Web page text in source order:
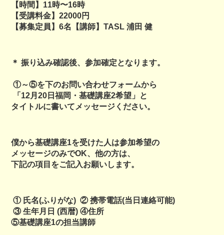
【時間】11時〜16時
【受講料金】22000円
【募集定員】6名【講師】TASL 浦田 健
＊ 振り込み確認後、参加確定となります。
①～⑤を下のお問い合わせフォームから
「12月20日福岡・基礎講座2希望」と
タイトルに書いてメッセージください。
僕から基礎講座1を受けた人は参加希望の
メッセージのみでOK、他の方は、
下記の項目をご記入お願いします。
① 氏名(ふりがな) ② 携帯電話(当日連絡可能)
③ 生年月日 (西暦) ④住所
⑤基礎講座1の担当講師